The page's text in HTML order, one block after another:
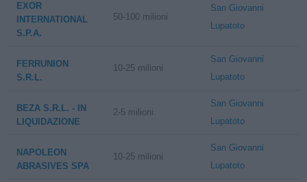
EXOR
INTERNATIONAL
S.P.A.
50-100 milioni
San Giovanni
Lupatoto
FERRUNION
S.R.L.
10-25 milioni
San Giovanni
Lupatoto
BEZA S.R.L. - IN
LIQUIDAZIONE
2-5 milioni
San Giovanni
Lupatoto
NAPOLEON
ABRASIVES SPA
10-25 milioni
San Giovanni
Lupatoto